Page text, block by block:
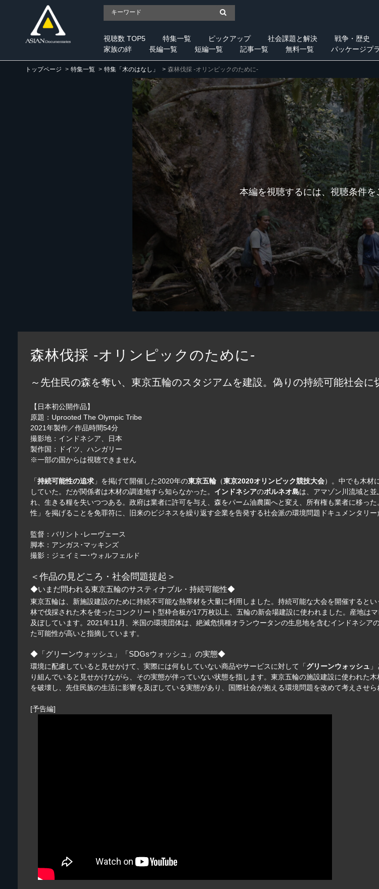
視聴数 TOP5 特集一覧 ピックアップ 社会課題と解決 戦争・歴史
家族の絆
長編一覧 短編一覧 記事一覧 無料一覧 パッケージプ
トップページ 特集一覧 特集「木のはなし」 森林伐採 -オリンピックのために-
本編を視聴するには、視聴条件
森林伐採 -オリンピックのために-
～先住民の森を奪い、東京五輪のスタジアムを建設。偽りの持続可能社会
【日本初公開作品】
原題：Uprooted The Olympic Tribe
2021年製作／作品時間54分
撮影地：インドネシア、日本
製作国：ドイツ、ハンガリー
※一部の国からは視聴できません
「持続可能性の追求 」を掲げて開催した2020年の東京五輪 （東京2020オリンピック競技大会）。中でも木材
していた。だが関係者は木材の調達地すら知らなかった。 インドネシアのボルネオ島は、アマゾン川流域と
れ、生きる糧を失いつつある。政府は業者に許可を与え、森をパーム油農園へと変え、所有権も業者に移っ
性」を掲げることを免罪符に、旧来のビジネスを繰り返す企業を告発する社会派の環境問題ドキュメンタリー
監督：バリント･レーヴェース
脚本：アンガス･マッキンズ
撮影：ジェイミー･ウォルフェルド
＜作品の見どころ・社会問題提起＞
◆いまだ問われる東京五輪のサスティナブル・持続可能性◆
東京五輪は、新施設建設のために持続不可能な熱帯材を大量に利用しました。持続可能な大会を開催すると
林で伐採された木を使ったコンクリート型枠合板が17万枚以上、五輪の新会場建設に使われました。産地は
及ぼしています。2021年11月、米国の環境団体は、絶滅危惧種オランウータンの生息地を含むインドネシ
た可能性が高いと指摘しています。
◆「グリーンウォッシュ」「SDGsウォッシュ」の実態◆
環境に配慮していると見せかけて、実際には何もしていない商品やサービスに対して「グリーンウォッシュ
り組んでいると見せかけながら、その実態が伴っていない状態を指します。東京五輪の施設建設に使われた
を破壊し、先住民族の生活に影響を及ぼしている実態があり、国際社会が抱える環境問題を改めて考えさせら
[予告編]